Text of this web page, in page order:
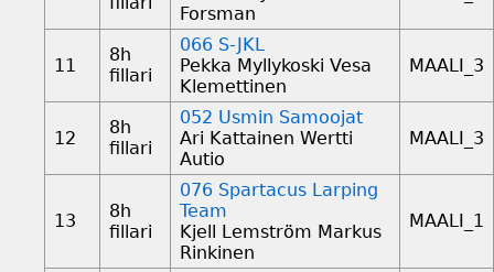
Forsman
11
8h
fillari
066 S-JKL
Pekka Myllykoski Vesa
Klemettinen
MAALI_3
12
8h
fillari
052 Usmin Samoojat
Ari Kattainen Wertti
Autio
MAALI_3
13
8h
fillari
076 Spartacus Larping
Team
Kjell Lemström Markus
Rinkinen
MAALI_1